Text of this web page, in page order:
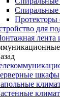
Протекторы
для
лента
шкафы